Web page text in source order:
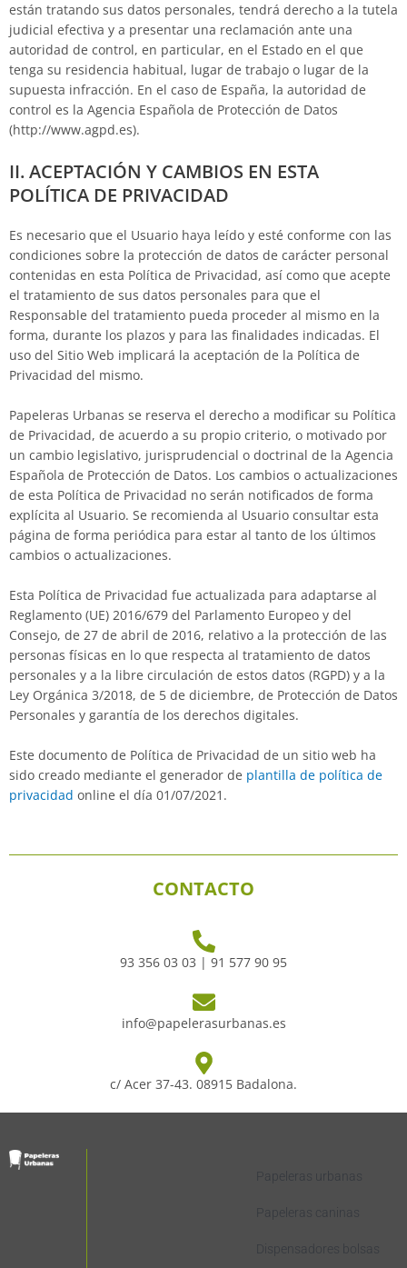
están tratando sus datos personales, tendrá derecho a la tutela
judicial efectiva y a presentar una reclamación ante una
autoridad de control, en particular, en el Estado en el que
tenga su residencia habitual, lugar de trabajo o lugar de la
supuesta infracción. En el caso de España, la autoridad de
control es la Agencia Española de Protección de Datos
(http://www.agpd.es).
II. ACEPTACIÓN Y CAMBIOS EN ESTA
POLÍTICA DE PRIVACIDAD
Es necesario que el Usuario haya leído y esté conforme con las
condiciones sobre la protección de datos de carácter personal
contenidas en esta Política de Privacidad, así como que acepte
el tratamiento de sus datos personales para que el
Responsable del tratamiento pueda proceder al mismo en la
forma, durante los plazos y para las finalidades indicadas. El
uso del Sitio Web implicará la aceptación de la Política de
Privacidad del mismo.
Papeleras Urbanas se reserva el derecho a modificar su Política
de Privacidad, de acuerdo a su propio criterio, o motivado por
un cambio legislativo, jurisprudencial o doctrinal de la Agencia
Española de Protección de Datos. Los cambios o actualizaciones
de esta Política de Privacidad no serán notificados de forma
explícita al Usuario. Se recomienda al Usuario consultar esta
página de forma periódica para estar al tanto de los últimos
cambios o actualizaciones.
Esta Política de Privacidad fue actualizada para adaptarse al
Reglamento (UE) 2016/679 del Parlamento Europeo y del
Consejo, de 27 de abril de 2016, relativo a la protección de las
personas físicas en lo que respecta al tratamiento de datos
personales y a la libre circulación de estos datos (RGPD) y a la
Ley Orgánica 3/2018, de 5 de diciembre, de Protección de Datos
Personales y garantía de los derechos digitales.
Este documento de Política de Privacidad de un sitio web ha
sido creado mediante el generador de plantilla de política de
privacidad online el día 01/07/2021.
CONTACTO
93 356 03 03 | 91 577 90 95
info@papelerasurbanas.es
c/ Acer 37-43. 08915 Badalona.
Papeleras urbanas
Papeleras caninas
Dispensadores bolsas